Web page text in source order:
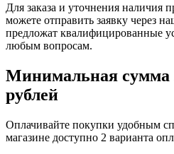
Для заказа и уточнения наличия
можете отправить заявку через
предложат квалифицированные
любым вопросам.
Минимальная сумма
рублей
Оплачивайте покупки удобным
магазине доступно 2 варианта